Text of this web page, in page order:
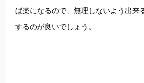
ば楽になるので、無理しないよう出来
するのが良いでしょう。